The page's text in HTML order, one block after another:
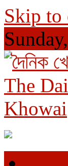
Skip to
দৈনিক খোয়াই । The
Official Newspaper